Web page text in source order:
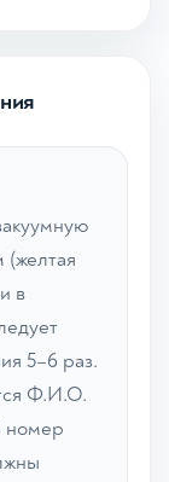
(желтая
в
5–6 раз.
Ф.И.О.
номер